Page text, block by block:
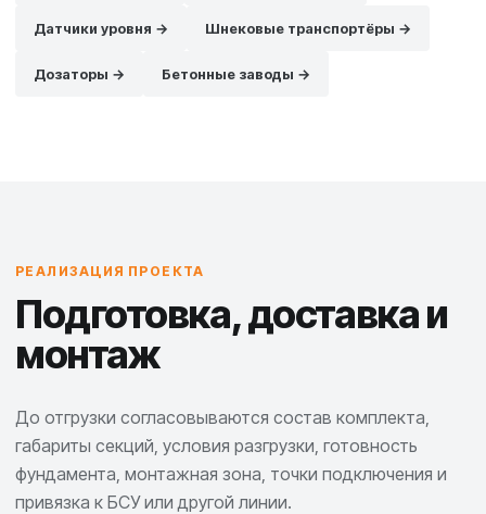
Датчики уровня → Шнековые транспортёры →
Дозаторы → Бетонные заводы →
РЕАЛИЗАЦИЯ ПРОЕКТА
Подготовка, доставка и
монтаж
До отгрузки согласовываются состав комплекта,
габариты секций, условия разгрузки, готовность
фундамента, монтажная зона, точки подключения и
привязка к БСУ или другой линии.